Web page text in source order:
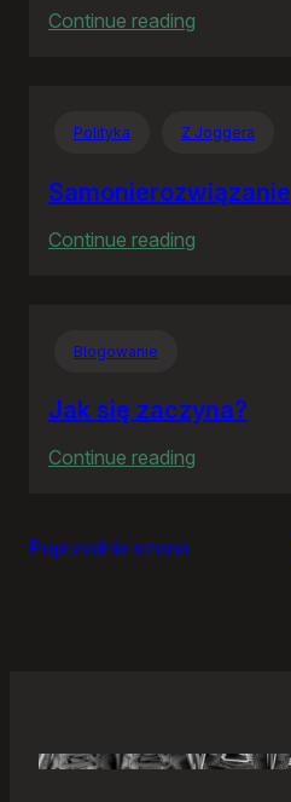
Continue reading
Polityka Z Joggera
Samonierozwiązanie
Continue reading
Blogowanie
Jak się zaczyna?
Continue reading
Poprzednia strona